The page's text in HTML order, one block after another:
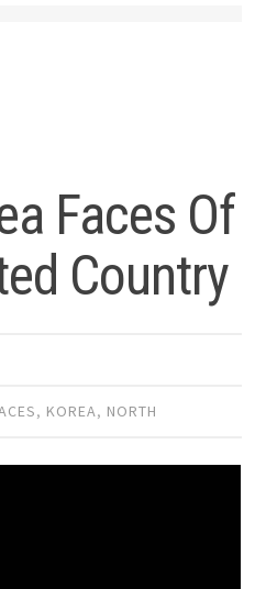
Faces Of
Country
, KOREA, NORTH